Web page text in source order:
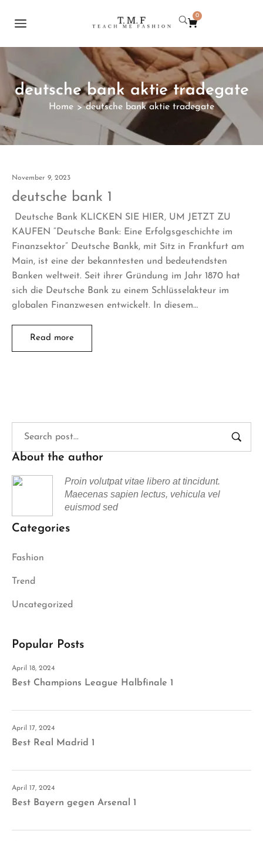
0
deutsche bank aktie tradegate
Home > deutsche bank aktie tradegate
November 9, 2023
deutsche bank 1
Deutsche Bank KLICKEN SIE HIER, UM JETZT ZU
KAUFEN “Deutsche Bank: Eine Erfolgsgeschichte im
Finanzsektor” Deutsche Bankk, mit Sitz in Frankfurt am
Main, ist eine der bekanntesten und bedeutendsten
Banken weltweit. Seit ihrer Gründung im Jahr 1870 hat
sich die Deutsche Bank zu einem Schlüsselakteur im
globalen Finanzwesen entwickelt. In diesem…
Read more
About the author
Proin volutpat vitae libero at tincidunt.
Maecenas sapien lectus, vehicula vel
euismod sed
Categories
Fashion
Trend
Uncategorized
Popular Posts
April 18, 2024
Best Champions League Halbfinale 1
April 17, 2024
Best Real Madrid 1
April 17, 2024
Best Bayern gegen Arsenal 1